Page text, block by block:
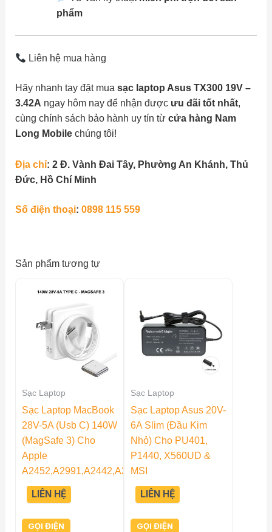
phẩm
Liên hệ mua hàng
Hãy nhanh tay đặt mua sạc laptop Asus TX300 19V –
3.42A ngay hôm nay để nhận được ưu đãi tốt nhất,
cùng chính sách bảo hành uy tín từ cửa hàng Nam
Long Mobilechúng tôi!
Địa chỉ: 2 Đ. Vành Đai Tây, Phường An Khánh, Thủ
Đức, Hồ Chí Minh
Số điện thoại: 0898 115 559
Sản phẩm tương tự
Sạc Laptop
Sạc Laptop MacBook
28V-5A (Usb C) 140W
(MagSafe 3) Cho
Apple
A2452,A2991,A2442,A2485,A2681
LIÊN HỆ
GỌI ĐIỆN
Sạc Laptop
Sạc Laptop Asus 20V-
6A Slim (Đầu Kim
Nhỏ) Cho PU401,
P1440, X560UD &
MSI
LIÊN HỆ
GỌI ĐIỆN